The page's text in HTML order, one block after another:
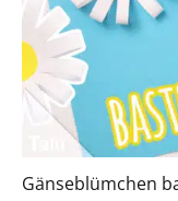
Gänseblümchen